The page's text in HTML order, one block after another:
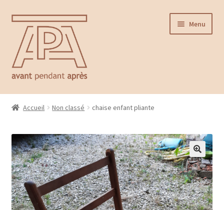
Aller
navigation
Aller
contenu
Menu
Accueil
menu
enfant
Contact
Accueil Non classé chaise enfant pliante